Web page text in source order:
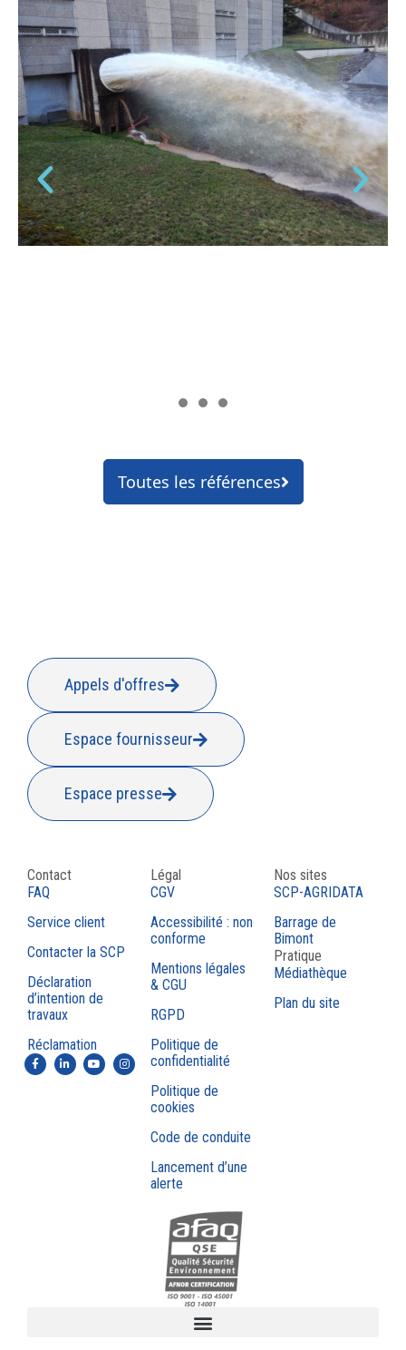
Toutes les références
Appels d'offres
Espace fournisseur
Espace presse
Contact
FAQ
Service client
Contacter la SCP
Déclaration
d’intention de
travaux
Réclamation
Légal
CGV
Accessibilité : non
conforme
Mentions légales
& CGU
RGPD
Politique de
confidentialité
Politique de
cookies
Code de conduite
Lancement d’une
alerte
Nos sites
SCP-AGRIDATA
Barrage de
Bimont
Pratique
Médiathèque
Plan du site